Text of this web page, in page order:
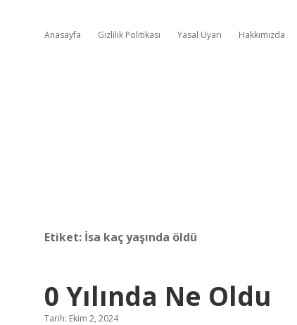
Anasayfa Gizlilik Politikası Yasal Uyarı Hakkımızda
Etiket: İsa kaç yaşında öldü
0 Yılında Ne Oldu
Tarih: Ekim 2, 2024